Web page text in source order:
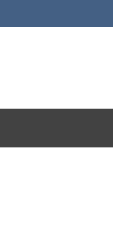
naar